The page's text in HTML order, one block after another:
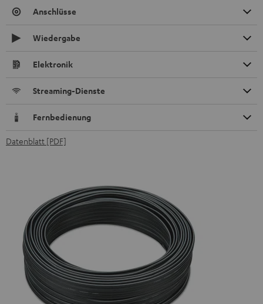
Anschlüsse
Wiedergabe
Elektronik
Streaming-Dienste
Fernbedienung
Datenblatt [PDF]